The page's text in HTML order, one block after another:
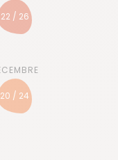
22 / 26
20 / 24